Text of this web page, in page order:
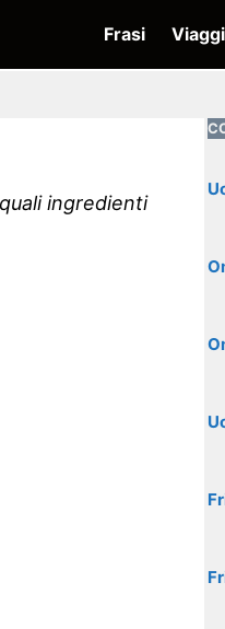
Frasi Viaggi
ingredienti